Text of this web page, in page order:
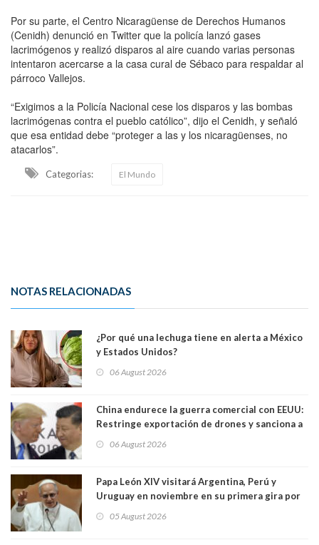
Por su parte, el Centro Nicaragüense de Derechos Humanos
(Cenidh) denunció en Twitter que la policía lanzó gases
lacrimógenos y realizó disparos al aire cuando varias personas
intentaron acercarse a la casa cural de Sébaco para respaldar al
párroco Vallejos.
“Exigimos a la Policía Nacional cese los disparos y las bombas
lacrimógenas contra el pueblo católico”, dijo el Cenidh, y señaló
que esa entidad debe “proteger a las y los nicaragüenses, no
atacarlos”.
Categorias: El Mundo
NOTAS RELACIONADAS
¿Por qué una lechuga tiene en alerta a México
y Estados Unidos?
06 August 2026
China endurece la guerra comercial con EEUU:
Restringe exportación de drones y sanciona a
06 August 2026
Papa León XIV visitará Argentina, Perú y
Uruguay en noviembre en su primera gira por
05 August 2026